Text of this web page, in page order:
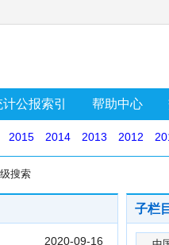
公报索引 帮助中心
2015 2014 2013 2012
搜索
2020-09-16
子栏目